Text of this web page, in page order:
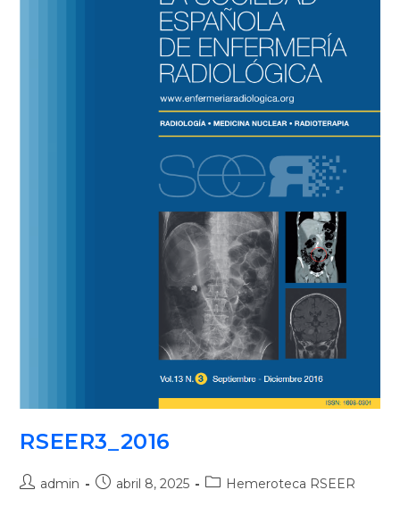
RSEER3_2016
admin abril 8, 2025 Hemeroteca RSEER